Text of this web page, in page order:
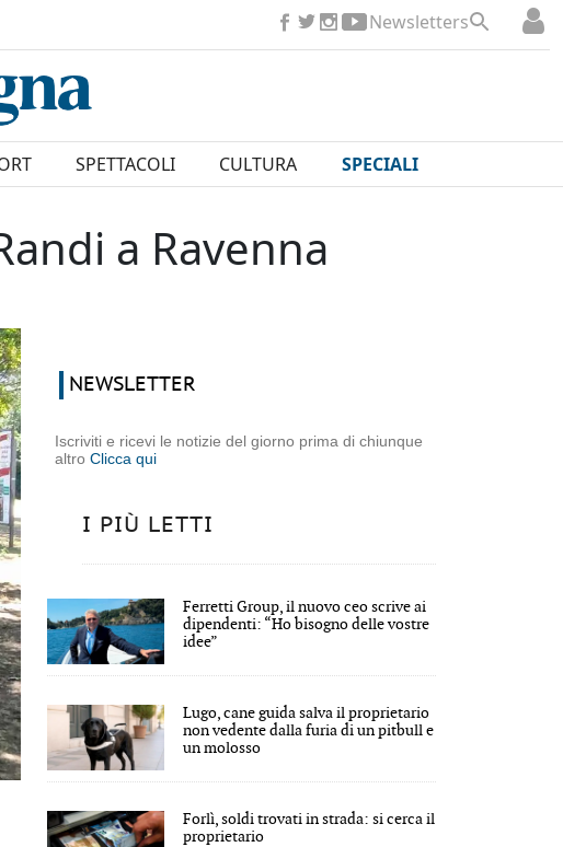
Newsletters
SPETTACOLI CULTURA SPECIALI
a Ravenna
NEWSLETTER
Iscriviti e ricevi le notizie del giorno prima di chiunque
altroClicca qui
I PIÙ LETTI
Ferretti Group, il nuovo ceo scrive ai
dipendenti: “Ho bisogno delle vostre
idee”
Lugo, cane guida salva il proprietario
non vedente dalla furia di un pitbull e
un molosso
Forlì, soldi trovati in strada: si cerca il
proprietario